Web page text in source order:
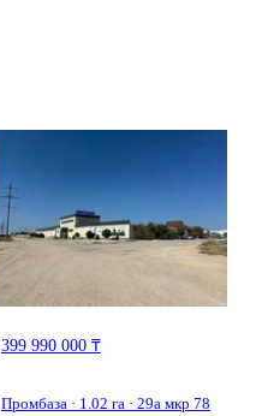
399 990 000 ₸
Промбаза · 1.02 га · 29а мкр 78